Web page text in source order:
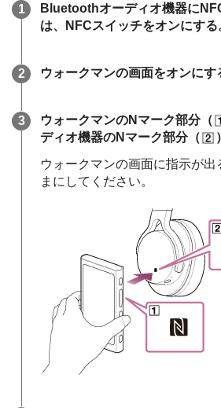
Bluetoothオーディオ機器に
は、NFCスイッチをオンにする
ウォークマンの画面をオンにす
ウォークマンのNマーク部分（
ディオ機器のNマーク部分（
ウォークマンの画面に指示が出
まにしてください。